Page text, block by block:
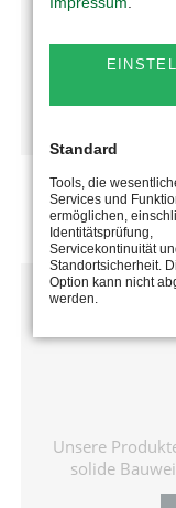
Unsere
solide
Standard
Tools, die
Services und
ermöglichen,
Identitätsprüfung,
Servicekontinuität
Standortsicherheit.
Option kann nicht
werden.